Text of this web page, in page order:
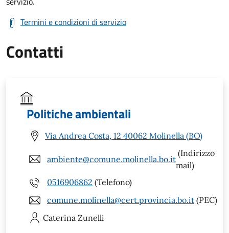
Termini e condizioni di servizio
Contatti
Politiche ambientali
Via Andrea Costa, 12 40062 Molinella (BO)
ambiente@comune.molinella.bo.it
(Indirizzo
mail)
0516906862 (Telefono)
comune.molinella@cert.provincia.bo.it (PEC)
Caterina Zunelli